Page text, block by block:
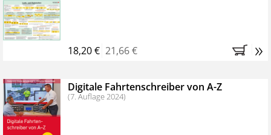
Bestellen Sie jetzt das VerkehrsRundschau Profipaket im
Kennenlern-Abo für zwei Monate (inkl. der derzeitig
Monaten brauchen Sie nichts weiter tun, das
Abonnement endet automatisch, es entstehen keine
weiteren Verpflichtungen.
18,20 € 21,66 € »
Digitale Fahrtenschreiber von A-Z
(7. Auflage 2024)